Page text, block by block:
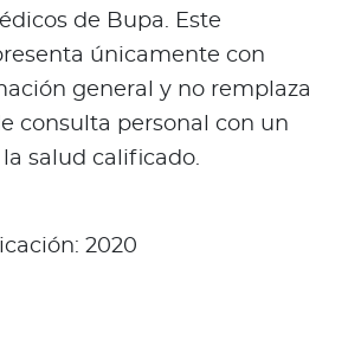
de Bupa. Este
únicamente con
general y no remplaza
consulta personal con un
salud calificado.
2020